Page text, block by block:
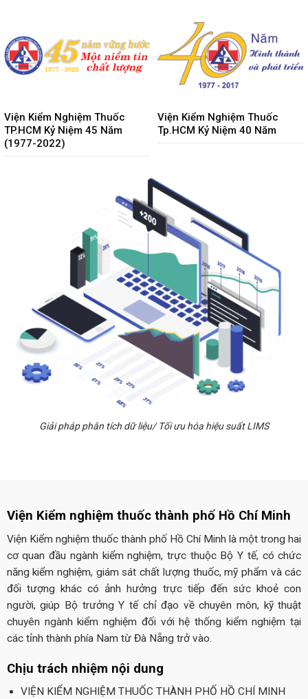
Viện Kiểm Nghiệm Thuốc
TP.HCM Kỷ Niệm 45 Năm
(1977-2022)
Viện Kiểm Nghiệm Thuốc
Tp.HCM Kỷ Niệm 40 Năm
Giải pháp phân tích dữ liệu/ Tối ưu hóa hiệu suất LIMS
Viện Kiểm nghiệm thuốc thành phố Hồ Chí Minh
Viện Kiểm nghiệm thuốc thành phố Hồ Chí Minh là một trong hai
cơ quan đầu ngành kiểm nghiệm, trực thuộc Bộ Y tế, có chức
năng kiểm nghiệm, giám sát chất lượng thuốc, mỹ phẩm và các
đối tượng khác có ảnh hưởng trực tiếp đến sức khoẻ con
người, giúp Bộ trưởng Y tế chỉ đạo về chuyên môn, kỹ thuật
chuyên ngành kiểm nghiệm đối với hệ thống kiểm nghiệm tại
các tỉnh thành phía Nam từ Đà Nẵng trở vào.
Chịu trách nhiệm nội dung
VIỆN KIỂM NGHIỆM THUỐC THÀNH PHỐ HỒ CHÍ MINH